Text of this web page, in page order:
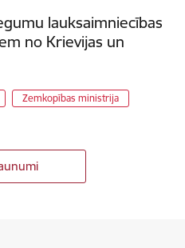
lauksaimniecības
no Krievijas un
Zemkopības ministrija